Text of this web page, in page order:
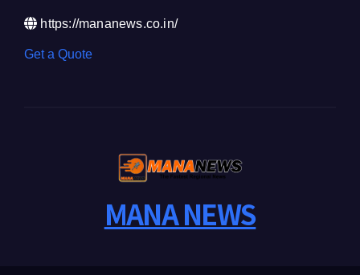
https://mananews.co.in/
Get a Quote
MANA NEWS